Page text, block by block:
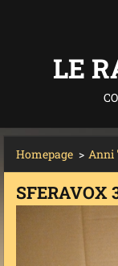
LE
Homepage > Anni
SFERAVOX